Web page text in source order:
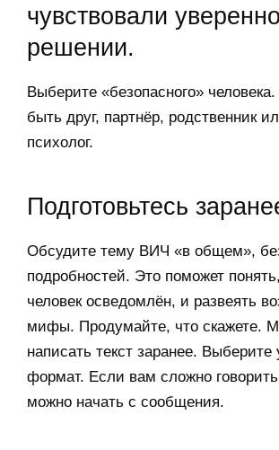
чувствовали
решении.
Выберите «безопасного»
быть друг, партнёр, родственник
психолог.
Подготовьтесь
Обсудите тему ВИЧ «в общем»,
подробностей. Это поможет
человек осведомлён, и развеять
мифы. Продумайте, что скажете.
написать текст заранее. Выберите
формат. Если вам сложно
можно начать с сообщения.